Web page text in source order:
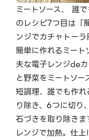
ミートソース、 誰
のレシピ7つ目は「
ンジでカチャトーラ
簡単に作れるミート
夫な電子レンジde
と野菜をミートソ
短調理、誰でも作
り除き、6つに切り
石づきを取り除き
レンジで加熱。仕